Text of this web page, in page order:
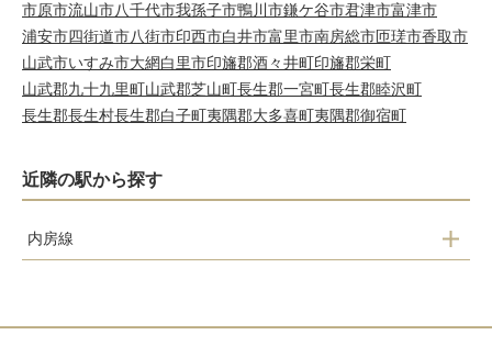
市原市流山市八千代市我孫子市鴨川市鎌ケ谷市君津市富津市
浦安市四街道市八街市印西市白井市富里市南房総市匝瑳市香取市
山武市いすみ市大網白里市印旛郡酒々井町印旛郡栄町
山武郡九十九里町山武郡芝山町長生郡一宮町長生郡睦沢町
長生郡長生村長生郡白子町夷隅郡大多喜町夷隅郡御宿町
近隣の駅から探す
内房線
江見